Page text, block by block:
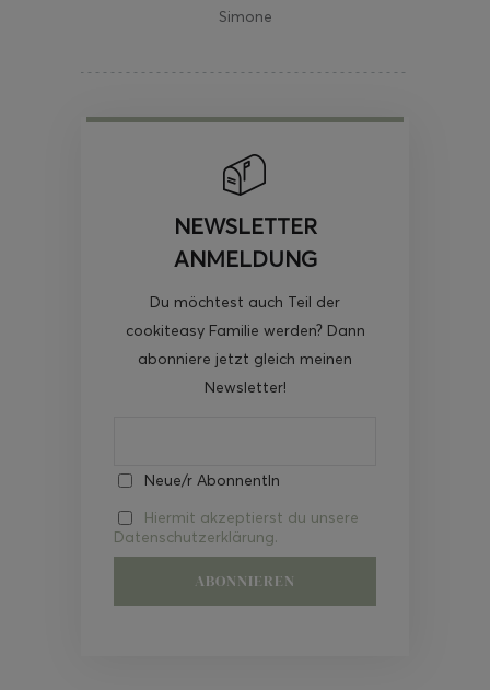
Simone
NEWSLETTER
ANMELDUNG
Du möchtest auch Teil der
cookiteasy Familie werden? Dann
abonniere jetzt gleich meinen
Newsletter!
Neue/r AbonnentIn
Hiermit akzeptierst du unsere
Datenschutzerklärung.